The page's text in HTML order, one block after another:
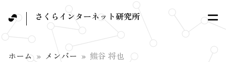
さくらインターネット研究所
ホーム メンバー 熊谷 将也